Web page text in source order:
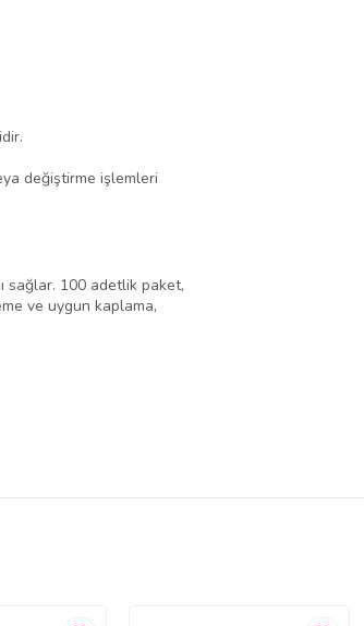
değiştirme işlemleri
sağlar. 100 adetlik paket,
ve uygun kaplama,